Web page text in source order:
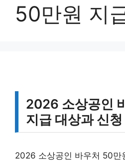
50만원 지
2026 소상공인
지급 대상과 신청
2026 소상공인 바우처 50만